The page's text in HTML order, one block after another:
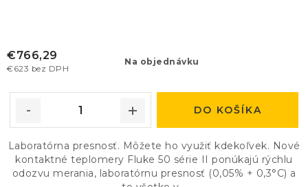
Na objednávku
€623 bez DPH
€766,29
DO KOŠÍKA
Laboratórna presnosť. Môžete ho využiť kdekoľvek. Nové
kontaktné teplomery Fluke 50 série II ponúkajú rýchlu
odozvu merania, laboratórnu presnosť (0,05% + 0,3°C) a